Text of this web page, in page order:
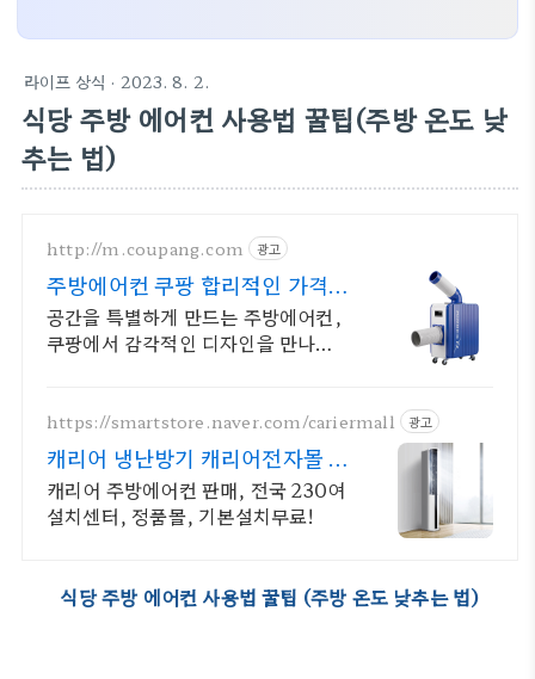
라이프 상식 · 2023. 8. 2.
식당 주방 에어컨 사용법 꿀팁(주방 온도 낮
추는 법)
http://m.coupang.com 광고
주방에어컨 쿠팡 합리적인 가격과
높은 만족
공간을 특별하게 만드는 주방에어컨,
쿠팡에서 감각적인 디자인을 만나보
https://smartstore.naver.com/cariermall 광고
캐리어 냉난방기 캐리어전자몰 설
치 & 배관포함, 전국가능
캐리어 주방에어컨 판매, 전국 230여
설치센터, 정품몰, 기본설치무료!
식당 주방 에어컨 사용법 꿀팁 (주방 온도 낮추는 법)